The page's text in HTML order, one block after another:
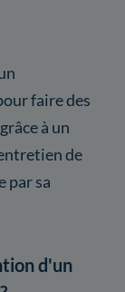
faire des
à un
de
par sa
d'un